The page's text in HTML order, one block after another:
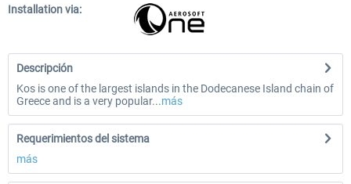
Installation via:
Descripción
Kos is one of the largest islands in the Dodecanese Island chain of
Greece and is a very popular...más
Requerimientos del sistema
más